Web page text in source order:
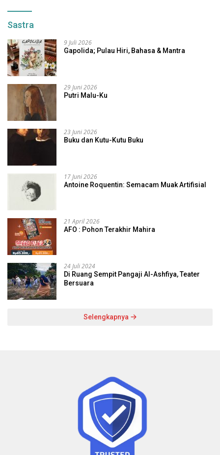
Sastra
9 Juli 2026
Gapolida; Pulau Hiri, Bahasa & Mantra
29 Juni 2026
Putri Malu-Ku
23 Juni 2026
Buku dan Kutu-Kutu Buku
17 Juni 2026
Antoine Roquentin: Semacam Muak Artifisial
21 April 2026
AFO : Pohon Terakhir Mahira
24 Juli 2024
Di Ruang Sempit Pangaji Al-Ashfiya, Teater
Bersuara
Selengkapnya